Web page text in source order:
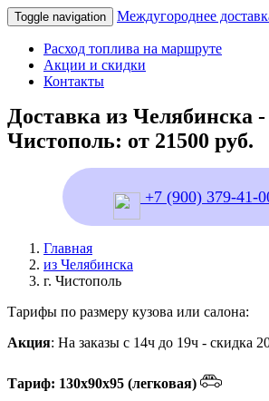
Toggle navigation Междугороднее
Расход топлива на маршруте
Акции и скидки
Контакты
Доставка из Челябинска -
Чистополь: от 21500 руб.
+7 (900) 379-41-
Главная
из Челябинска
г. Чистополь
Тарифы по размеру кузова или салона:
Акция: На заказы с 14ч до 19ч - скидка
Тариф: 130х90х95 (легковая)